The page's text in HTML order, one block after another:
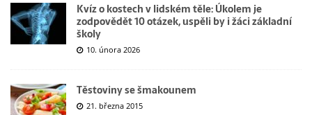
Kvíz o kostech v lidském těle: Úkolem je
zodpovědět 10 otázek, uspěli by i žáci základní
školy
10. února 2026
Těstoviny se šmakounem
21. března 2015